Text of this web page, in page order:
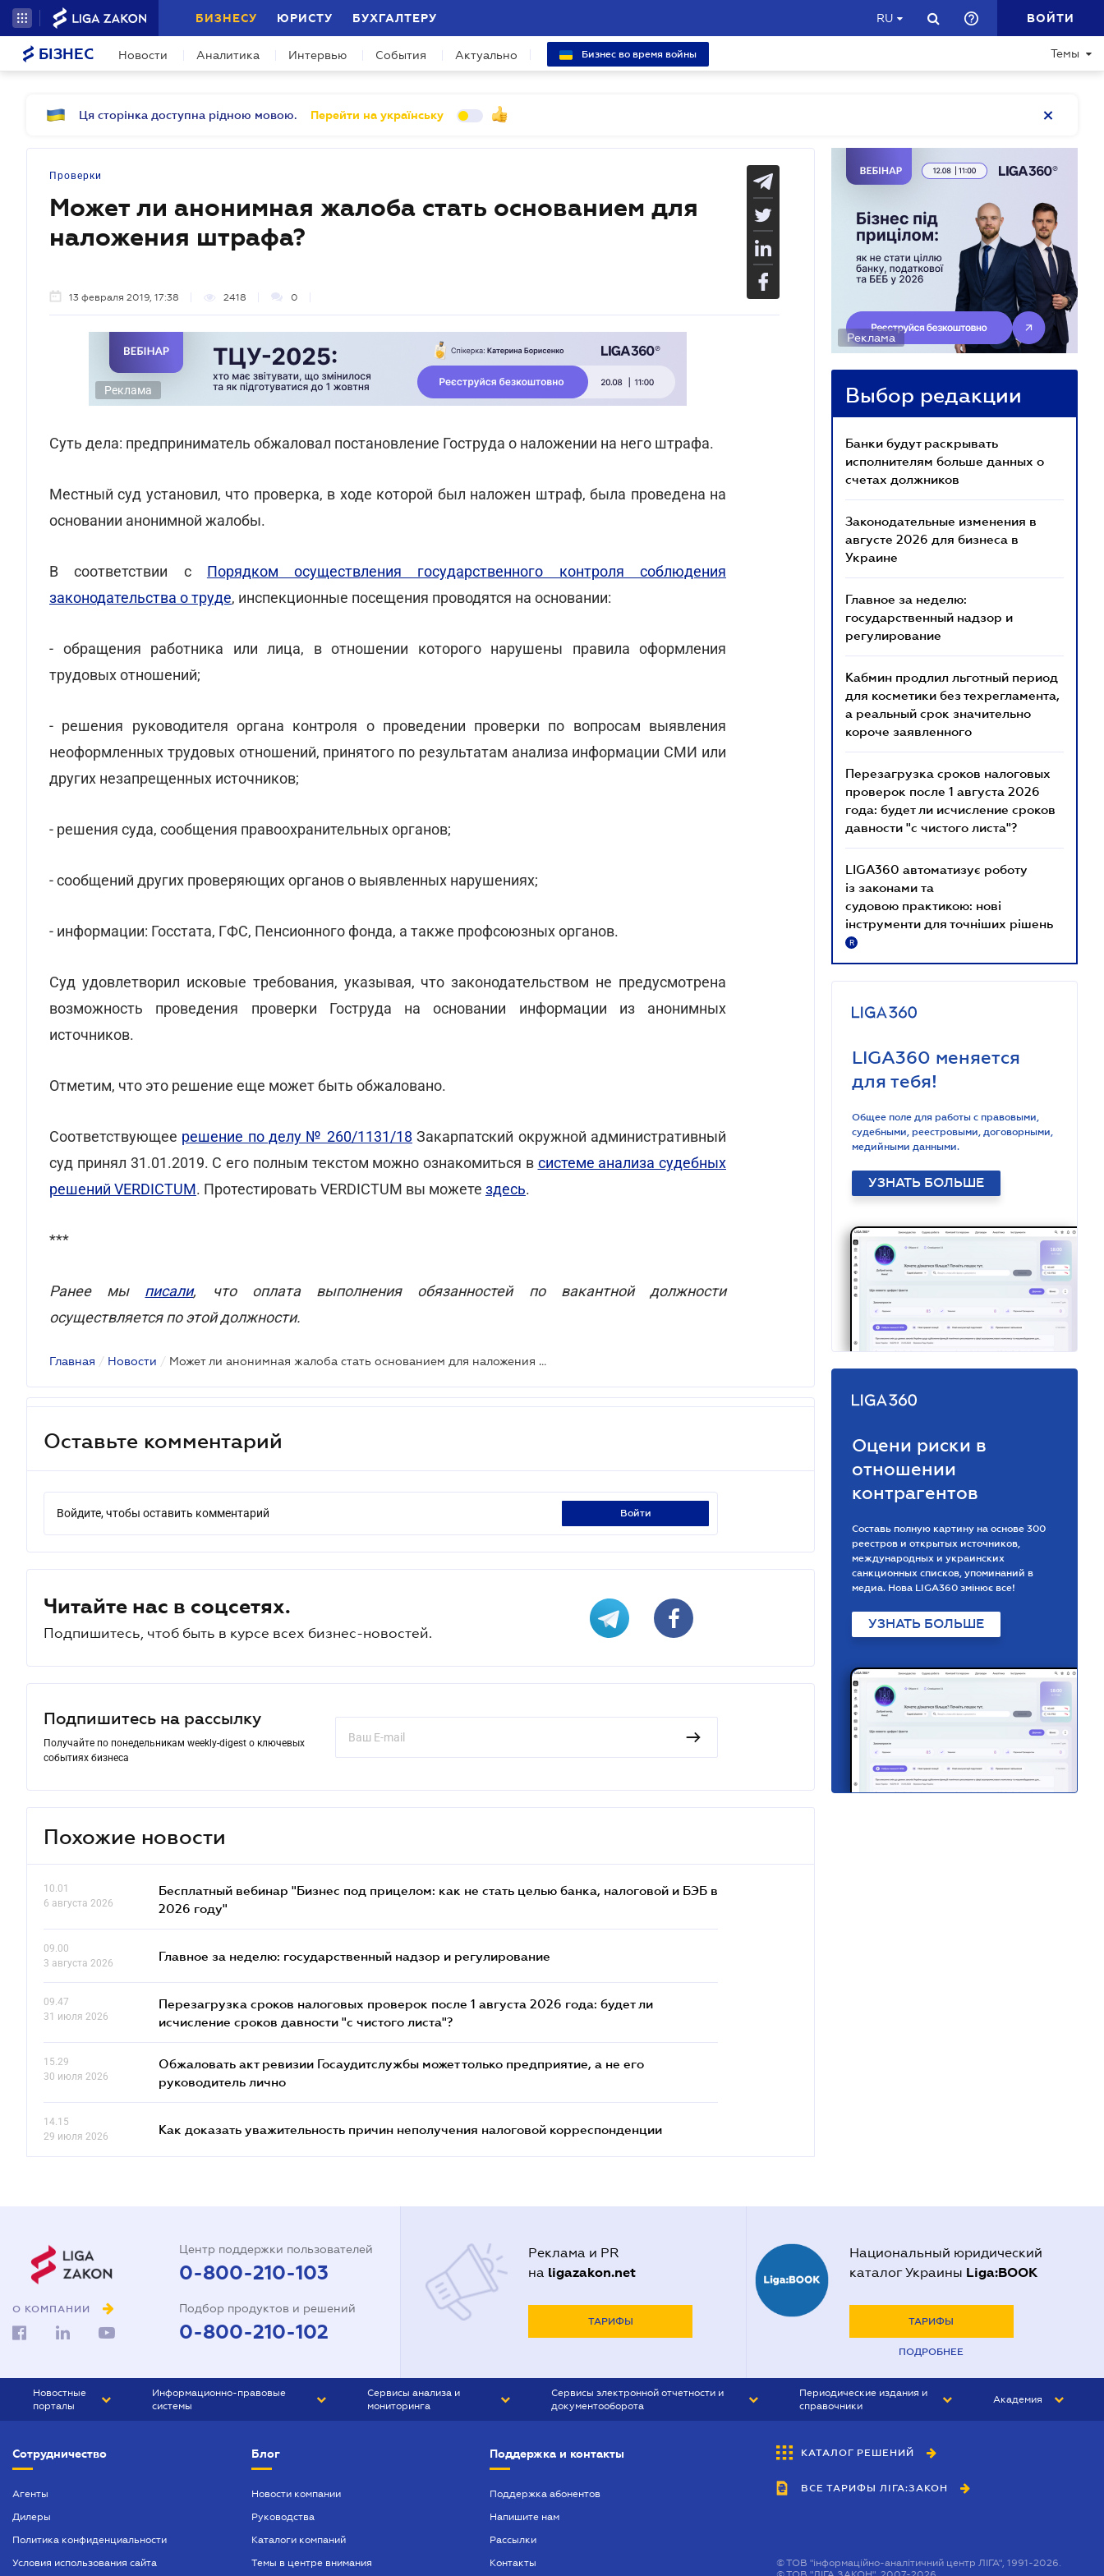
БИЗНЕСУ ЮРИСТУ БУХГАЛТЕРУ RU ВОЙТИ
БІЗНЕС Новости Аналитика Интервью События Актуально Бизнес во время войны Темы
Ця сторінка доступна рідною мовою. Перейти на українську
Проверки
Может ли анонимная жалоба стать основанием для
наложения штрафа?
13 февраля 2019, 17:38 2418 0
Реклама
Суть дела: предприниматель обжаловал постановление Гоструда о наложении на него штрафа.
Местный суд установил, что проверка, в ходе которой был наложен штраф, была проведена на
основании анонимной жалобы.
В соответствии с Порядком осуществления государственного контроля соблюдения
законодательства о труде, инспекционные посещения проводятся на основании:
- обращения работника или лица, в отношении которого нарушены правила оформления
трудовых отношений;
- решения руководителя органа контроля о проведении проверки по вопросам выявления
неоформленных трудовых отношений, принятого по результатам анализа информации СМИ или
других незапрещенных источников;
- решения суда, сообщения правоохранительных органов;
- сообщений других проверяющих органов о выявленных нарушениях;
- информации: Госстата, ГФС, Пенсионного фонда, а также профсоюзных органов.
Суд удовлетворил исковые требования, указывая, что законодательством не предусмотрена
возможность проведения проверки Гоструда на основании информации из анонимных
источников.
Отметим, что это решение еще может быть обжаловано.
Соответствующее решение по делу № 260/1131/18 Закарпатский окружной административный
суд принял 31.01.2019. С его полным текстом можно ознакомиться в системе анализа судебных
решений VERDICTUM. Протестировать VERDICTUM вы можете здесь.
***
Ранее мы писали, что оплата выполнения обязанностей по вакантной должности
осуществляется по этой должности.
Главная / Новости / Может ли анонимная жалоба стать основанием для наложения штрафа?
Оставьте комментарий
Войдите, чтобы оставить комментарий войти
Читайте нас в соцсетях.
Подпишитесь, чтоб быть в курсе всех бизнес-новостей.
Подпишитесь на рассылку
Получайте по понедельникам weekly-digest о ключевых
событиях бизнеса
Похожие новости
10.01
6 августа 2026
Бесплатный вебинар "Бизнес под прицелом: как не стать целью банка, налоговой и БЭБ в
2026 году"
09.00
3 августа 2026
Главное за неделю: государственный надзор и регулирование
09.47
31 июля 2026
Перезагрузка сроков налоговых проверок после 1 августа 2026 года: будет ли
исчисление сроков давности "с чистого листа"?
15.29
30 июля 2026
Обжаловать акт ревизии Госаудитслужбы может только предприятие, а не его
руководитель лично
14.15
29 июля 2026
Как доказать уважительность причин неполучения налоговой корреспонденции
Реклама
Выбор редакции
Банки будут раскрывать
исполнителям больше данных о
счетах должников
Законодательные изменения в
августе 2026 для бизнеса в
Украине
Главное за неделю:
государственный надзор и
регулирование
Кабмин продлил льготный период
для косметики без техрегламента,
а реальный срок значительно
короче заявленного
Перезагрузка сроков налоговых
проверок после 1 августа 2026
года: будет ли исчисление сроков
давности "с чистого листа"?
LIGA360 автоматизує роботу
із законами та
судовою практикою: нові
інструменти для точніших рішень
R
LIGA360 меняется
для тебя!
Общее поле для работы с правовыми,
судебными, реестровыми, договорными,
медийными данными.
УЗНАТЬ БОЛЬШЕ
Оцени риски в
отношении
контрагентов
Составь полную картину на основе 300
реестров и открытых источников,
международных и украинских
санкционных списков, упоминаний в
медиа. Нова LIGA360 змінює все!
УЗНАТЬ БОЛЬШЕ
О КОМПАНИИ
Центр поддержки пользователей
0-800-210-103
Подбор продуктов и решений
0-800-210-102
Реклама и PR
на ligazakon.net
ТАРИФЫ
Национальный юридический
каталог Украины Liga:BOOK
ТАРИФЫ
ПОДРОБНЕЕ
Новостные
порталы
БИЗНЕС
Информационно-правовые
системы
БУХГАЛТЕР ПРОФ
ЮРИСТ ПРОФ
Сервисы анализа и
мониторинга
Сервисы электронной отчетности и
документооборота
Периодические издания и
справочники
БУХГАЛТЕР&ЗАКОН
ВЕСТНИК МСФО
Академия
Сотрудничество
Агенты
Дилеры
Политика конфиденциальности
Условия использования сайта
Блог
Новости компании
Руководства
Каталоги компаний
Темы в центре внимания
Поддержка и контакты
Поддержка абонентов
Напишите нам
Рассылки
Контакты
КАТАЛОГ РЕШЕНИЙ
ВСЕ ТАРИФЫ ЛІГА:ЗАКОН
©ТОВ "інформаційно-аналітичний центр ЛІГА", 1991-2026.